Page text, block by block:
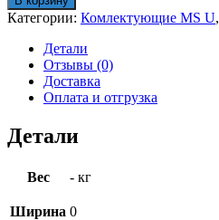
стоек
MS
Категории: Комлектующие MS U,
Детали
Отзывы (0)
Доставка
Оплата и отгрузка
Детали
Вес - кг
Ширина 0